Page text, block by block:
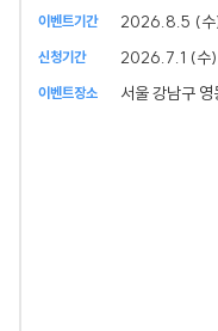
이벤트기간 2026.8.5 (
신청기간 2026.7.1 (
이벤트장소 서울 강남구